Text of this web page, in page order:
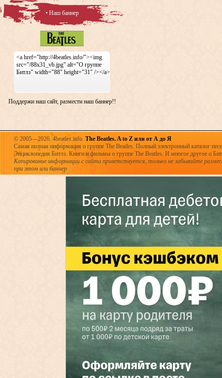
• Наш баннер
<a href="http://4beatles.info/"><img
src="/88x31_vb.jpg" alt="О группе
Битлз" width="88" height="31" /></a>
Поддержи наш сайт, размести наш баннер!!
© 2005—2026. 4beatles.info. The Beatles. A to Z или от А до Я
Самая полная информация о группе The Beatles. Полный электронный каталог
Энциклопедия Битлз. Книги и фильмы о группе The Beatles. И многое другое о
Копирование информации с сайта приветствуется, только не забывайте
при этом или баннер